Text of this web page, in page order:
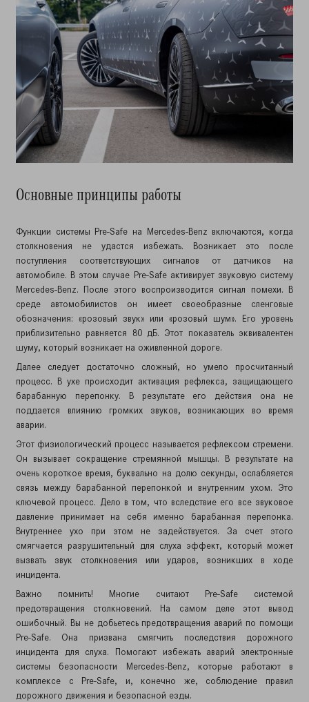
Основные принципы работы
Функции системы Pre-Safe на Mercedes-Benz включаются, когда
столкновения не удастся избежать. Возникает это после
поступления соответствующих сигналов от датчиков на
автомобиле. В этом случае Pre-Safe активирует звуковую систему
Mercedes-Benz. После этого воспроизводится сигнал помехи. В
среде автомобилистов он имеет своеобразные сленговые
обозначения: «розовый звук» или «розовый шум». Его уровень
приблизительно равняется 80 дБ. Этот показатель эквивалентен
шуму, который возникает на оживленной дороге.
Далее следует достаточно сложный, но умело просчитанный
процесс. В ухе происходит активация рефлекса, защищающего
барабанную перепонку. В результате его действия она не
поддается влиянию громких звуков, возникающих во время
аварии.
Этот физиологический процесс называется рефлексом стремени.
Он вызывает сокращение стремянной мышцы. В результате на
очень короткое время, буквально на долю секунды, ослабляется
связь между барабанной перепонкой и внутренним ухом. Это
ключевой процесс. Дело в том, что вследствие его все звуковое
давление принимает на себя именно барабанная перепонка.
Внутреннее ухо при этом не задействуется. За счет этого
смягчается разрушительный для слуха эффект, который может
вызвать звук столкновения или ударов, возникших в ходе
инцидента.
Важно помнить! Многие считают Pre-Safe системой
предотвращения столкновений. На самом деле этот вывод
ошибочный. Вы не добьетесь предотвращения аварий по помощи
Pre-Safe. Она призвана смягчить последствия дорожного
инцидента для слуха. Помогают избежать аварий электронные
системы безопасности Mercedes-Benz, которые работают в
комплексе с Pre-Safe, и, конечно же, соблюдение правил
дорожного движения и безопасной езды.